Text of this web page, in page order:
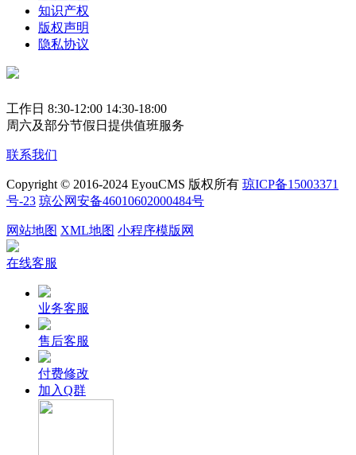
知识产权
版权声明
隐私协议
工作日 8:30-12:00 14:30-18:00
周六及部分节假日提供值班服务
联系我们
Copyright © 2016-2024 EyouCMS 版权所有 琼ICP备15003371
号-23 琼公网安备46010602000484号
网站地图 XML地图 小程序模版网
在线客服
业务客服
售后客服
付费修改
加入Q群